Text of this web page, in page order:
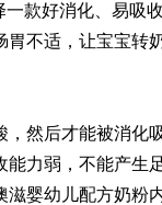
款好消化、易吸
不适，让宝宝转
然后才能被消化
力弱，不能产生
婴幼儿配方奶粉